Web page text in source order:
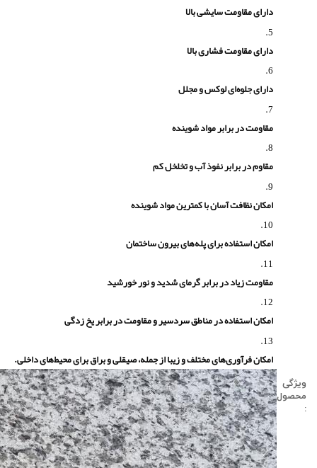
ویژگی
محصول
:
دارای مقاومت سایشی بالا
دارای مقاومت فشاری بالا
دارای جلوه‌ای لوکس و مجلل
مقاومت در برابر مواد شوینده
مقاوم در برابر نفوذ آب و تخلخل کم
امکان نظافت آسان با کمترین مواد شوینده
امکان استفاده برای پله‌های بیرون ساختمان
مقاومت زیاد در برابر گرمای شدید و نور خورشید
امکان استفاده در مناطق سردسیر و مقاومت در برابر یخ زدگی
امکان فرآوری‌های مختلف و زیبا از جمله، صیقلی و براق برای محیط‌های داخلی.